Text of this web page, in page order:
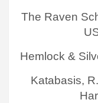
The Raven
Hemlock &
Katabasis,